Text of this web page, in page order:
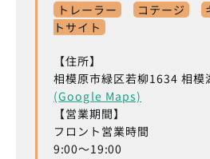
トレーラー コテージ
トサイト
【住所】
相模原市緑区若柳1634 相模
(Google Maps)
【営業期間】
フロント営業時間
9:00～19:00